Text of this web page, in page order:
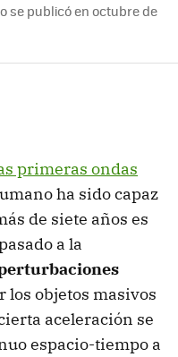
se publicó en octubre de
primeras ondas
ha sido capaz
de siete años es
a la
los objetos masivos
aceleración se
espacio-tiempo a